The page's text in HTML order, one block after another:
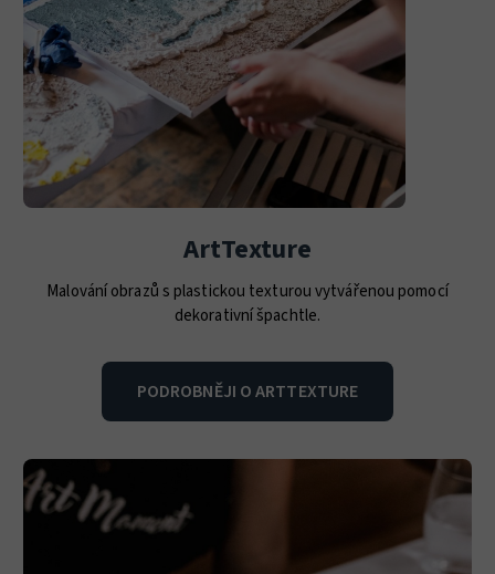
ArtTexture
Malování obrazů s plastickou texturou vytvářenou pomocí
dekorativní špachtle.
PODROBNĚJI O ARTTEXTURE